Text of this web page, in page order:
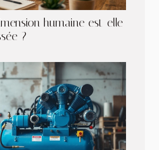
humaine est-elle
?